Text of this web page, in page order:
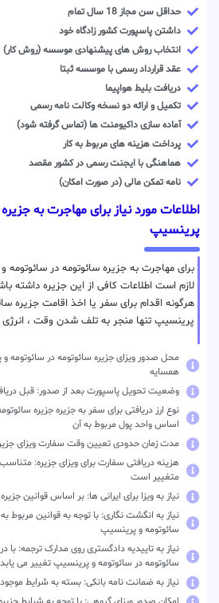
حداقل سن مجاز 18 سال تمام
داشتن پاسپورت کشور زادگاه خود
انتخاب روش های پیشنهادی موسسه (روش کار)
عقد قرارداد رسمی با موسسه ثبتا
دریافت بلیط هواپیما
تکمیل و ارائه دو نسخه وکالت نامه رسمی
آماده سازی داکیومنت ها (تماس گرفته شود)
پرداخت هزینه های مربوط به کار
هماهنگی با ایجنت رسمی در کشور مقصد
نامه تمکن مالی (در صورت امکان)
اطلاعات مورد نیاز برای مهاجرت به
پرینسیپ
برای مهاجرت به جزیره سائوتومه در
لازم است اطلاعات کافی از این جزیره داشته
هرگونه اقدام برای سفر یا اخذ اقامت جزیره
پرینسیپ تنها منجر به تلف شدن وقت ،
محل صدور ویزای جزیره سائوتومه در
همسایه
وضعیت تحویل پاسپورت بعد از صدور: قبل
نوع ارز دریافتی برای سفر به جزیره جزیره
اساس واحد پول مربوط به آن
مدت زمان حدودی تعیین وقت سفارت ویزای جزیره: 20 تا 21
هزینه دریافتی سفارت برای ویزای جزیره:
متغییر است
نیاز به ویزا برای ایرانی ها: بر اساس قوانین
نیاز به انگشت نگاری: با توجه به قوانین مربوط
سائوتومه و پرینسیپ
نیاز به تاییدیه دادگستری روی مدارک ترجمه: با
سائوتومه در سائوتومه و پرینسیپ تغییر می
نیاز به ضمانت نامه بانکی: بسته به شرایط موجود